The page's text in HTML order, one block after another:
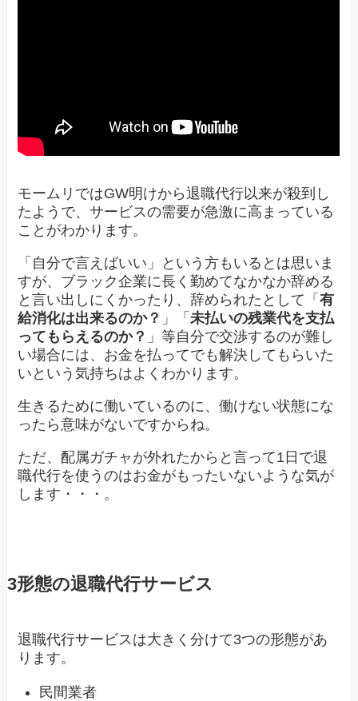
モームリではGW明けから退職代行以来が殺到し
たようで、サービスの需要が急激に高まっている
ことがわかります。
「自分で言えばいい」という方もいるとは思いま
すが、ブラック企業に長く勤めてなかなか辞める
と言い出しにくかったり、辞められたとして「有
給消化は出来るのか？ 」「 未払いの残業代を支払
ってもらえるのか？ 」等自分で交渉するのが難し
い場合には、お金を払ってでも解決してもらいた
いという気持ちはよくわかります。
生きるために働いているのに、働けない状態にな
ったら意味がないですからね。
ただ、配属ガチャが外れたからと言って1日で退
職代行を使うのはお金がもったいないような気が
します・・・。
3形態の退職代行サービス
退職代行サービスは大きく分けて3つの形態があ
ります。
民間業者